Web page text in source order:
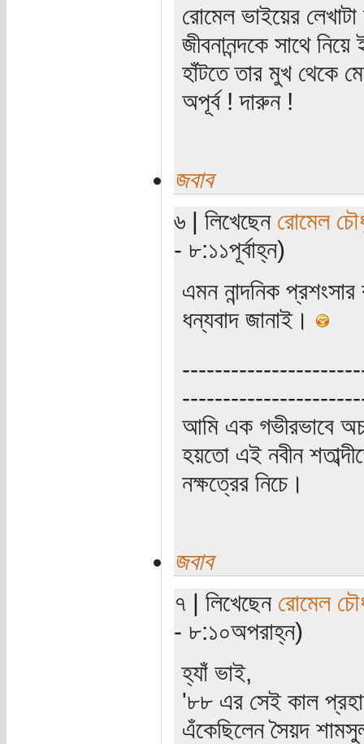
রোমেল ভাইয়ের
জীবনানন্দকে সাথে
হাঁটতে তার মুখ থেকে
অপূর্ব ! দারুন !
জবাব
৬ | লিখেছেন রোমেল
- ৮:১১পূর্বাহ্ন)
এমন নান্দনিক
ধন্যবাদ জানাই।
আমি এক গভীরভাবে
হয়তো এই নবীন
নক্ষত্রের নিচে।
জবাব
৭ | লিখেছেন রোমেল
- ৮:১০অপরাহ্ন)
হ্যাঁ ভাই,
'৮৮ এর সেই কাল
এঁকেছিলেন সৈয়দ